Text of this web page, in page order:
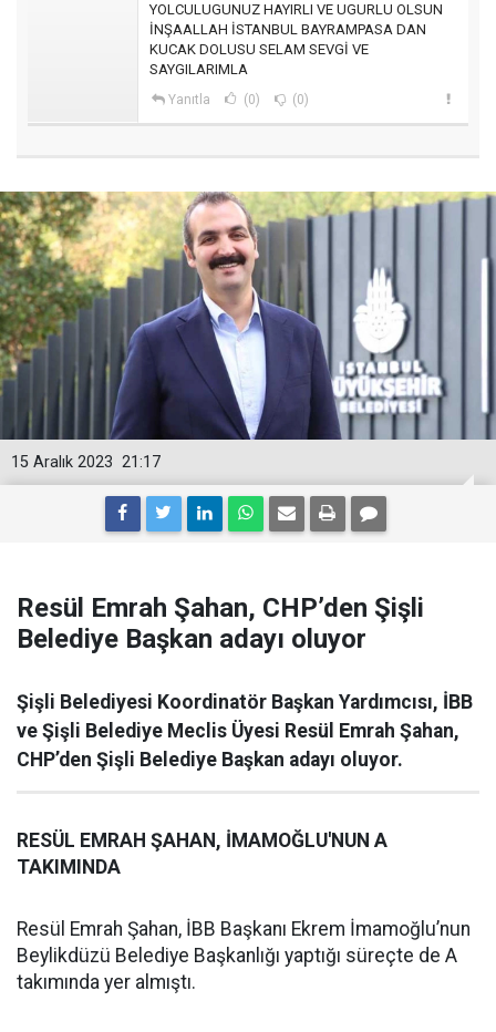
YOLCULUGUNUZ HAYIRLI VE UGURLU OLSUN
İNŞAALLAH İSTANBUL BAYRAMPASA DAN
KUCAK DOLUSU SELAM SEVGİ VE
SAYGILARIMLA
Yanıtla (0) (0)
21:17
15 Aralık 2023
Resül Emrah Şahan, CHP’den Şişli
Belediye Başkan adayı oluyor
Şişli Belediyesi Koordinatör Başkan Yardımcısı, İBB
ve Şişli Belediye Meclis Üyesi Resül Emrah Şahan,
CHP’den Şişli Belediye Başkan adayı oluyor.
RESÜL EMRAH ŞAHAN, İMAMOĞLU'NUN A
TAKIMINDA
Resül Emrah Şahan, İBB Başkanı Ekrem İmamoğlu’nun
Beylikdüzü Belediye Başkanlığı yaptığı süreçte de A
takımında yer almıştı.